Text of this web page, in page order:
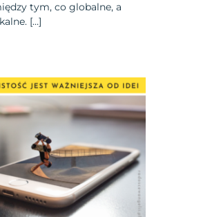
tym, co globalne, a
[…]